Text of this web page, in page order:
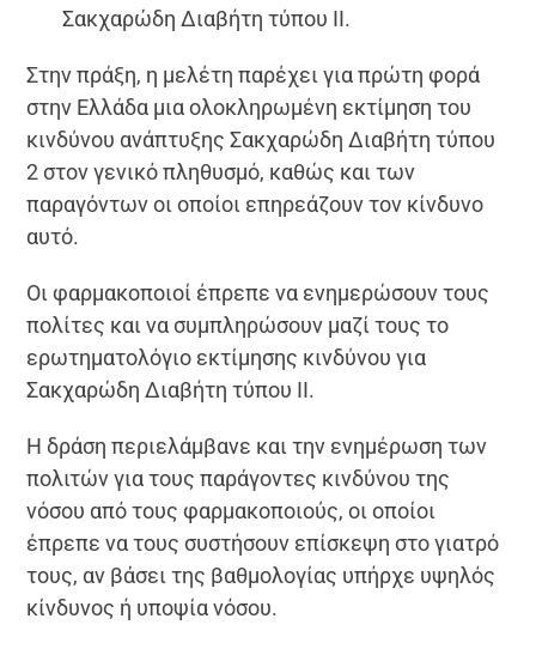
Σακχαρώδη Διαβήτη τύπου ΙΙ.
Στην πράξη, η μελέτη παρέχει για πρώτη φορά
στην Ελλάδα μια ολοκληρωμένη εκτίμηση του
κινδύνου ανάπτυξης Σακχαρώδη Διαβήτη τύπου
2 στον γενικό πληθυσμό, καθώς και των
παραγόντων οι οποίοι επηρεάζουν τον κίνδυνο
αυτό.
Οι φαρμακοποιοί έπρεπε να ενημερώσουν τους
πολίτες και να συμπληρώσουν μαζί τους το
ερωτηματολόγιο εκτίμησης κινδύνου για
Σακχαρώδη Διαβήτη τύπου ΙΙ.
Η δράση περιελάμβανε και την ενημέρωση των
πολιτών για τους παράγοντες κινδύνου της
νόσου από τους φαρμακοποιούς, οι οποίοι
έπρεπε να τους συστήσουν επίσκεψη στο γιατρό
τους, αν βάσει της βαθμολογίας υπήρχε υψηλός
κίνδυνος ή υποψία νόσου.